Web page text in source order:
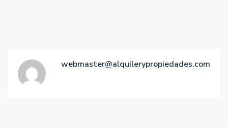
webmaster@alquilerypropiedades.com